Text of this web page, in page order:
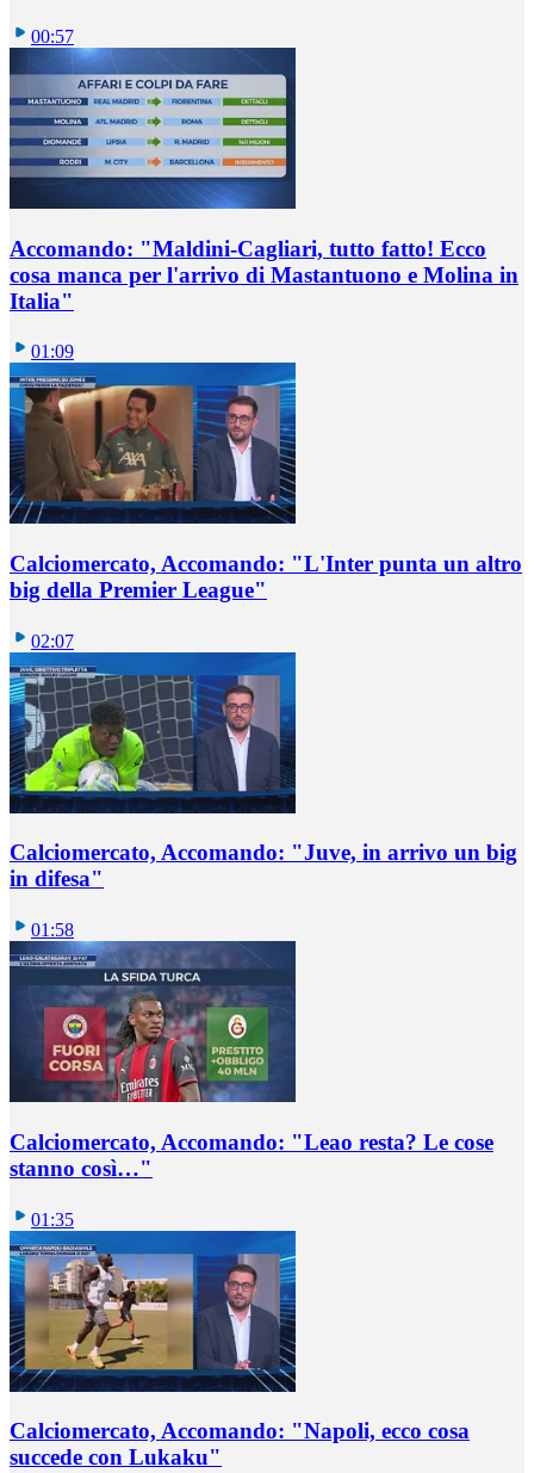
00:57
Accomando: "Maldini-Cagliari, tutto fatto! Ecco
cosa manca per l'arrivo di Mastantuono e Molina in
Italia"
01:09
Calciomercato, Accomando: "L'Inter punta un altro
big della Premier League"
02:07
Calciomercato, Accomando: "Juve, in arrivo un big
in difesa"
01:58
Calciomercato, Accomando: "Leao resta? Le cose
stanno così…"
01:35
Calciomercato, Accomando: "Napoli, ecco cosa
succede con Lukaku"